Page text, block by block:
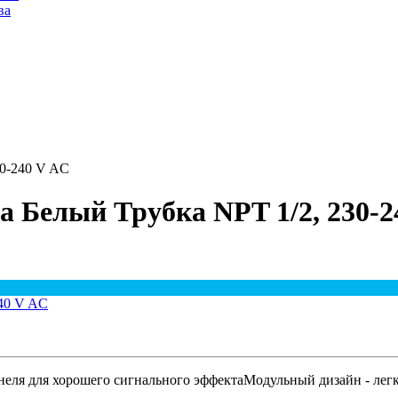
240 V AC
Белый Трубка NPT 1/2, 230-
для хорошего сигнального эффектаМодульный дизайн -